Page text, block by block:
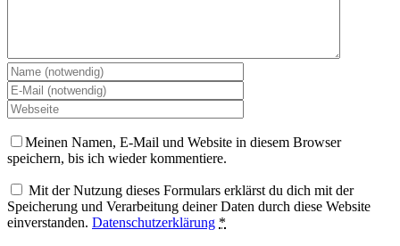
Meinen Namen, E-Mail und Website in diesem Browser
speichern, bis ich wieder kommentiere.
Mit der Nutzung dieses Formulars erklärst du dich mit der
Speicherung und Verarbeitung deiner Daten durch diese Website
einverstanden. Datenschutzerklärung *